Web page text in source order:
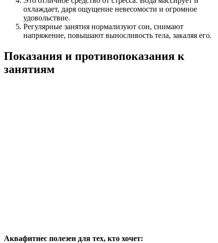
охлаждает, даря ощущение невесомости и огромное
удовольствие.
Регулярные занятия нормализуют сон, снимают
напряжение, повышают выносливость тела, закаляя его.
Показания и противопоказания к
занятиям
Аквафитнес полезен для тех, кто хочет: